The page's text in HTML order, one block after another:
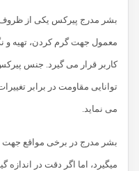
بشر مدرج پیرکس یکی از
معمول جهت گرم کردن، تهیه و
کاربر قرار می گیرد. جنس
توانایی مقاومت در برابر
می نماید.
بشر مدرج در برخی مواقع جهت
میگیرد، اما اگر دقت در اندازه